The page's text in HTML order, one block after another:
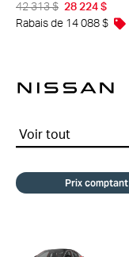
42 313 $ 28 224 $
Rabais de 14 088 $
nissan
Prix comptant